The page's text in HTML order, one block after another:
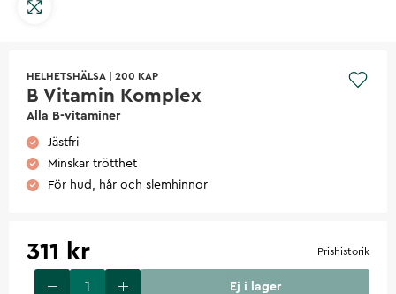
HELHETSHÄLSA 200 KAP
B Vitamin Komplex
Alla B-vitaminer
Jästfri
Minskar trötthet
För hud, hår och slemhinnor
311 kr Prishistorik
Ej i lager